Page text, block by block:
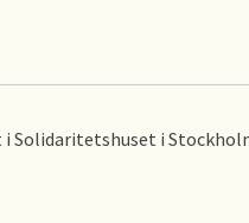
Solidaritetshuset i